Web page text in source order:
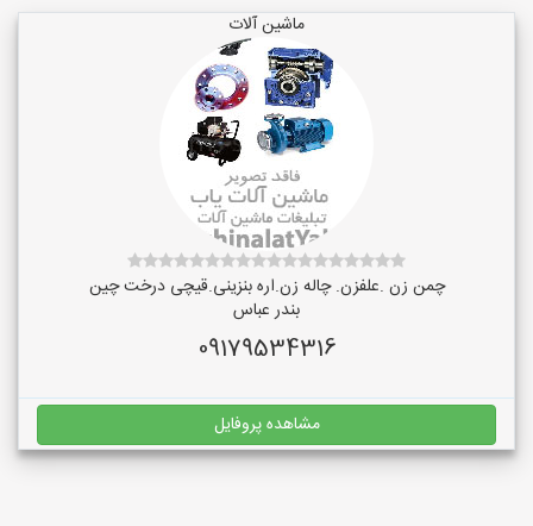
ماشین آلات
چمن زن .علفزن. چاله زن.اره بنزینی.قیچی درخت چین
بندر عباس
09179534316
مشاهده پروفایل